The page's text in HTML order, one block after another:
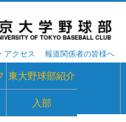
アクセス 報道関係者の皆様へ
東大野球部紹介
入部